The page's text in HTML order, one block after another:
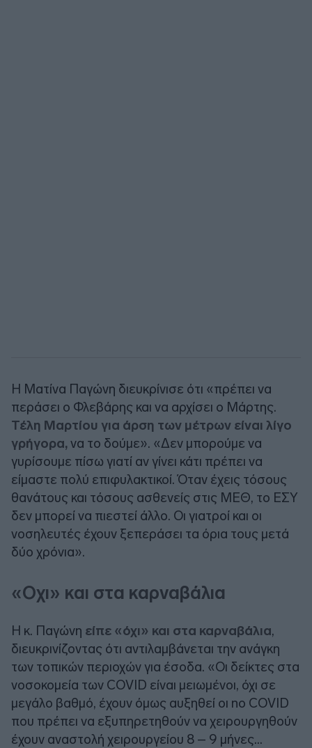
Η Ματίνα Παγώνη διευκρίνισε ότι «πρέπει να
περάσει ο Φλεβάρης και να αρχίσει ο Μάρτης.
Τέλη Μαρτίου για άρση των μέτρων είναι λίγο
γρήγορα,να το δούμε». «Δεν μπορούμε να
γυρίσουμε πίσω γιατί αν γίνει κάτι πρέπει να
είμαστε πολύ επιφυλακτικοί. Όταν έχεις τόσους
θανάτους και τόσους ασθενείς στις ΜΕΘ, το ΕΣΥ
δεν μπορεί να πιεστεί άλλο. Οι γιατροί και οι
νοσηλευτές έχουν ξεπεράσει τα όρια τους μετά
δύο χρόνια».
«Οχι» και στα καρναβάλια
Η κ. Παγώνη είπε «όχι» και στα καρναβάλια,
διευκρινίζοντας ότι αντιλαμβάνεται την ανάγκη
των τοπικών περιοχών για έσοδα. «Οι δείκτες στα
νοσοκομεία των COVID είναι μειωμένοι, όχι σε
μεγάλο βαθμό, έχουν όμως αυξηθεί οι no COVID
που πρέπει να εξυπηρετηθούν να χειρουργηθούν
έχουν αναστολή χειρουργείου 8 – 9 μήνες…